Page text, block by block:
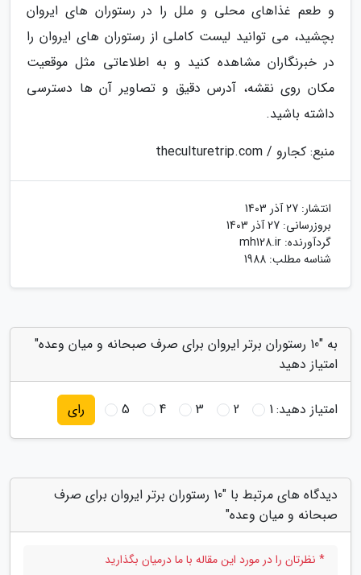
و طعم غذاهای محلی و ملل را در رستوران های ایروان
بچشید، می توانید لیست کاملی از رستوران های ایروان را
در خبرنگاران مشاهده کنید و به اطلاعاتی مثل موقعیت
مکان روی نقشه، آدرس دقیق و تصاویر آن ها دسترسی
داشته باشید.
منبع: کجارو / theculturetrip.com
انتشار: 27 آذر 1403
بروزرسانی: 27 آذر 1403
گردآورنده: mh128.ir
شناسه مطلب: 1988
به "10 رستوران برتر ایروان برای صرف صبحانه و میان وعده"
امتیاز دهید
امتیاز دهید:1
2
3
4
5 رای
دیدگاه های مرتبط با "10 رستوران برتر ایروان برای صرف
صبحانه و میان وعده"
* نظرتان را در مورد این مقاله با ما درمیان بگذارید